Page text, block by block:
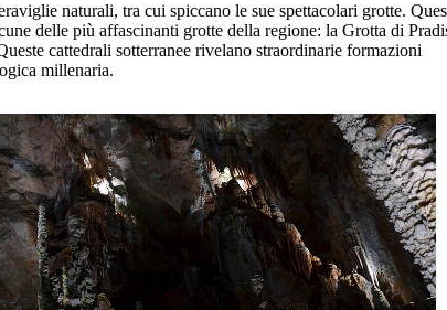
naturali, tra cui spiccano le sue spettacolari grotte.
delle più affascinanti grotte della regione: la Grotta di
cattedrali sotterranee rivelano straordinarie formazioni
millenaria.